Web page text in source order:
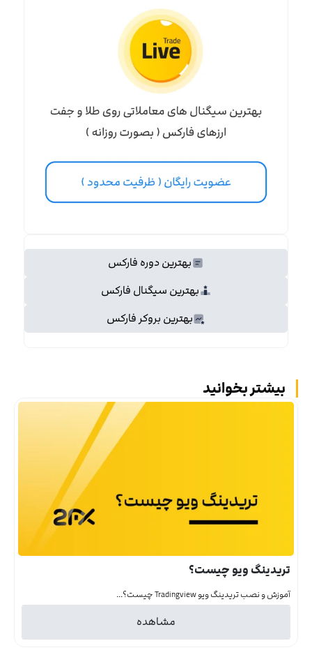
بهترین دوره فارکس
بهترین سیگنال فارکس
بهترین بروکر فارکس
بیشتر بخوانید
تریدینگ ویو چیست؟
آموزش و نصب تریدینگ ویو Tradingview چیست؟...
مشاهده